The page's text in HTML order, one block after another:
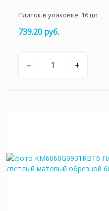
Плиток в упаковке: 16шт
739.20 руб.
– +